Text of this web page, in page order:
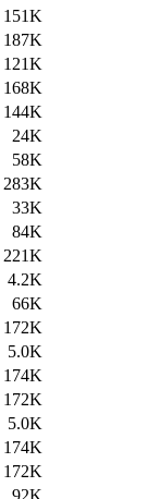
151K
187K
121K
168K
144K
24K
58K
283K
33K
84K
221K
4.2K
66K
172K
5.0K
174K
172K
5.0K
174K
172K
92K